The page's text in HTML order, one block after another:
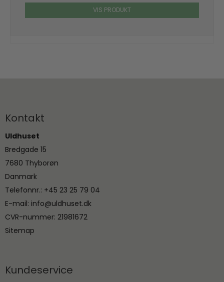
VIS PRODUKT
Kontakt
Uldhuset
Bredgade 15
7680 Thyborøn
Danmark
Telefonnr.: +45 23 25 79 04
E-mail: info@uldhuset.dk
CVR-nummer: 21981672
Sitemap
Kundeservice